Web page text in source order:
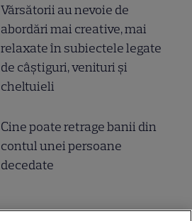
Vărsătorii au nevoie de
abordări mai creative, mai
relaxate în subiectele legate
de câștiguri, venituri și
cheltuieli
Cine poate retrage banii din
contul unei persoane
decedate